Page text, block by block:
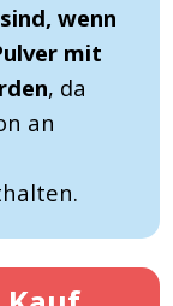
wenn
mit
, da
an